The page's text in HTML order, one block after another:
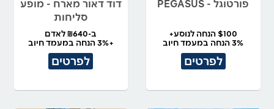
פורטוגל - PEGASUS
$100 הנחה לנוסע+
3% הנחה במעמד חיוב
לפרטים
דוד דאור מארח - מופע
סליחות
ב-₪640 לאדם
+3% הנחה במעמד חיוב
לפרטים